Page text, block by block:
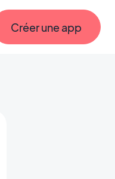
Créer une app